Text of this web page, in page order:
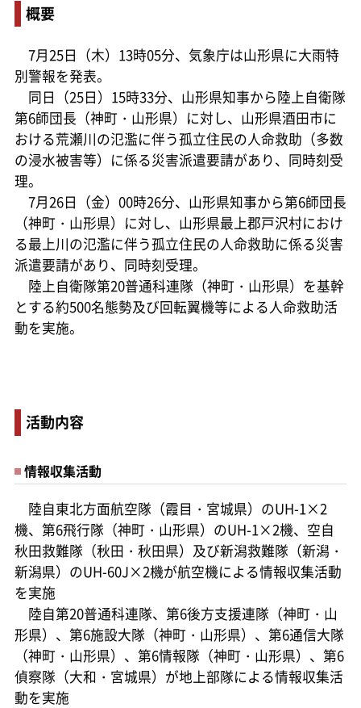
概要
7月25日（木）13時05分、気象庁は山形県に大雨特
別警報を発表。
同日（25日）15時33分、山形県知事から陸上自衛隊
第6師団長（神町・山形県）に対し、山形県酒田市に
おける荒瀬川の氾濫に伴う孤立住民の人命救助（多数
の浸水被害等）に係る災害派遣要請があり、同時刻受
理。
7月26日（金）00時26分、山形県知事から第6師団長
（神町・山形県）に対し、山形県最上郡戸沢村におけ
る最上川の氾濫に伴う孤立住民の人命救助に係る災害
派遣要請があり、同時刻受理。
陸上自衛隊第20普通科連隊（神町・山形県）を基幹
とする約500名態勢及び回転翼機等による人命救助活
動を実施。
活動内容
情報収集活動
陸自東北方面航空隊（霞目・宮城県）のUH-1×2
機、第6飛行隊（神町・山形県）のUH-1×2機、空自
秋田救難隊（秋田・秋田県）及び新潟救難隊（新潟・
新潟県）のUH-60J×2機が航空機による情報収集活動
を実施
陸自第20普通科連隊、第6後方支援連隊（神町・山
形県）、第6施設大隊（神町・山形県）、第6通信大隊
（神町・山形県）、第6情報隊（神町・山形県）、第6
偵察隊（大和・宮城県）が地上部隊による情報収集活
動を実施